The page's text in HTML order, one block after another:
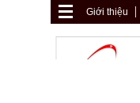
Giới thiệu